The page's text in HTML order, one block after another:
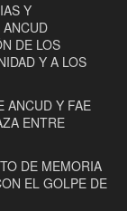
Y
ANCUD
DE LOS
Y A LOS
ANCUD Y FAE
ENTRE
DE MEMORIA
EL GOLPE DE